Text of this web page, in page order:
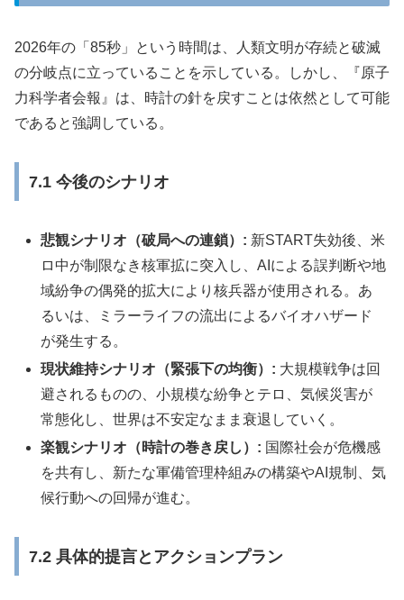
2026年の「85秒」という時間は、人類文明が存続と破滅
の分岐点に立っていることを示している。しかし、『原子
力科学者会報』は、時計の針を戻すことは依然として可能
であると強調している。
7.1 今後のシナリオ
悲観シナリオ（破局への連鎖）: 新START失効後、米
ロ中が制限なき核軍拡に突入し、AIによる誤判断や地
域紛争の偶発的拡大により核兵器が使用される。あ
るいは、ミラーライフの流出によるバイオハザード
が発生する。
現状維持シナリオ（緊張下の均衡）: 大規模戦争は回
避されるものの、小規模な紛争とテロ、気候災害が
常態化し、世界は不安定なまま衰退していく。
楽観シナリオ（時計の巻き戻し）: 国際社会が危機感
を共有し、新たな軍備管理枠組みの構築やAI規制、気
候行動への回帰が進む。
7.2 具体的提言とアクションプラン